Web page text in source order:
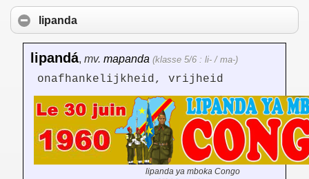
lipanda
lipandá, mv. mapanda (klasse 5/6 : li- / ma-)
onafhankelijkheid, vrijheid
lipanda ya mboka Congo